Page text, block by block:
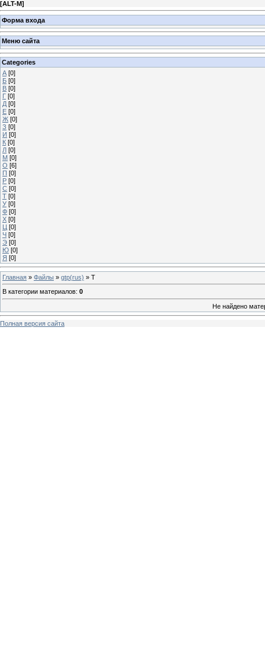
[ALT-M]
Форма входа
Меню сайта
Categories
А [0]
Б [0]
В [0]
Г [0]
Д [0]
Е [0]
Ж [0]
З [0]
И [0]
К [0]
Л [0]
М [0]
О [6]
П [0]
Р [0]
С [0]
Т [0]
У [0]
Ф [0]
Х [0]
Ц [0]
Ч [0]
Э [0]
Ю [0]
Я [0]
Главная » Файлы » gtp(rus) » Т
В категории материалов: 0
Не найдено
Полная версия сайта